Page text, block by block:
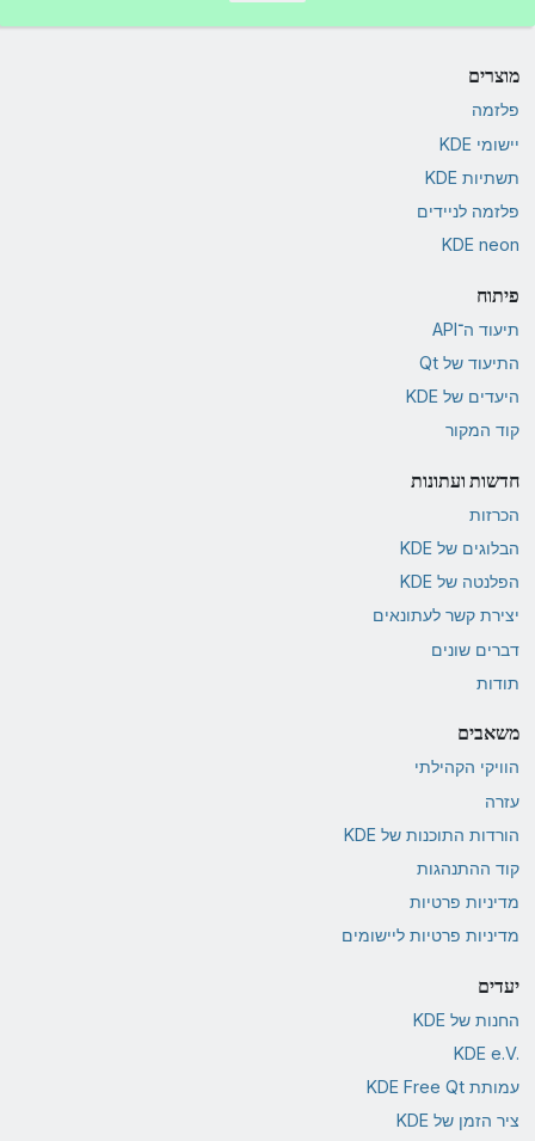
מוצרים
פלזמה
יישומי KDE
תשתיות KDE
פלזמה לניידים
KDE neon
פיתוח
תיעוד ה־API
התיעוד של Qt
היעדים של KDE
קוד המקור
חדשות ועתונות
הכרזות
הבלוגים של KDE
הפלנטה של KDE
יצירת קשר לעתונאים
דברים שונים
תודות
משאבים
הוויקי הקהילתי
עזרה
הורדות התוכנות של KDE
קוד ההתנהגות
מדיניות פרטיות
מדיניות פרטיות ליישומים
יעדים
החנות של KDE
KDE e.V.‎
עמותת KDE Free Qt
ציר הזמן של KDE